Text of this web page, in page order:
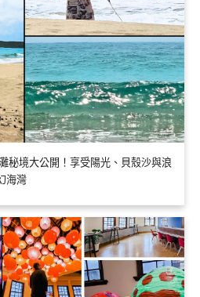
秘境大公開！享受陽光、貝殼沙與浪
海灣